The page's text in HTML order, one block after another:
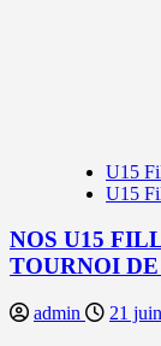
U15
U15
NOS U15
TOURNOI
admin 21